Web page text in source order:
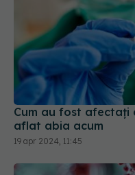
Cum au fost afectați
aflat abia acum
19 apr 2024, 11:45